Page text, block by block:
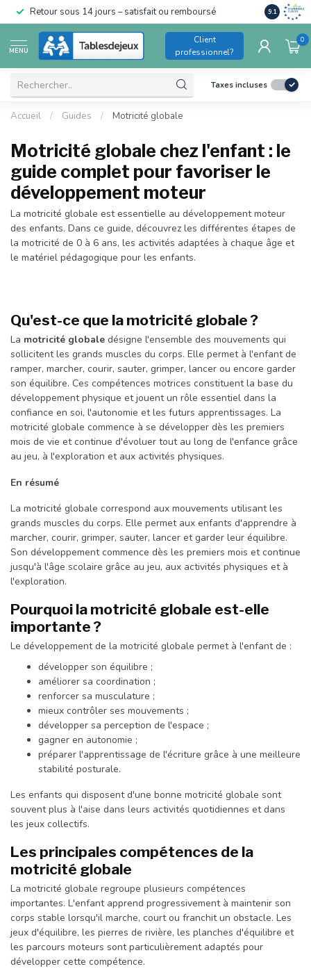
Retour sous 14 jours – satisfait ou remboursé Conforme
pour
9.1
MENU
Client
professionnel?
0
Taxes incluses
Accueil / Guides / Motricité globale
Motricité globale chez l'enfant : le
guide complet pour favoriser le
développement moteur
La motricité globale est essentielle au développement moteur
des enfants. Dans ce guide, découvrez les différentes étapes de
la motricité de 0 à 6 ans, les activités adaptées à chaque âge et
le matériel pédagogique pour les enfants.
Qu'est-ce que la motricité globale ?
La motricité globale désigne l'ensemble des mouvements qui
sollicitent les grands muscles du corps. Elle permet à l'enfant de
ramper, marcher, courir, sauter, grimper, lancer ou encore garder
son équilibre. Ces compétences motrices constituent la base du
développement physique et jouent un rôle essentiel dans la
confiance en soi, l'autonomie et les futurs apprentissages. La
motricité globale commence à se développer dès les premiers
mois de vie et continue d'évoluer tout au long de l'enfance grâce
au jeu, à l'exploration et aux activités physiques.
En résumé
La motricité globale correspond aux mouvements utilisant les
grands muscles du corps. Elle permet aux enfants d'apprendre à
marcher, courir, grimper, sauter, lancer et garder leur équilibre.
Son développement commence dès les premiers mois et continue
jusqu'à l'âge scolaire grâce au jeu, aux activités physiques et à
l'exploration.
Pourquoi la motricité globale est-elle
importante ?
Le développement de la motricité globale permet à l'enfant de :
développer son équilibre ;
améliorer sa coordination ;
renforcer sa musculature ;
mieux contrôler ses mouvements ;
développer sa perception de l'espace ;
gagner en autonomie ;
préparer l'apprentissage de l'écriture grâce à une meilleure
stabilité posturale.
Les enfants qui disposent d'une bonne motricité globale sont
souvent plus à l'aise dans leurs activités quotidiennes et dans
les jeux collectifs.
Les principales compétences de la
motricité globale
La motricité globale regroupe plusieurs compétences
importantes. L'enfant apprend progressivement à maintenir son
corps stable lorsqu'il marche, court ou franchit un obstacle. Les
jeux d'équilibre, les pierres de rivière, les planches d'équilibre et
les parcours moteurs sont particulièrement adaptés pour
développer cette compétence.